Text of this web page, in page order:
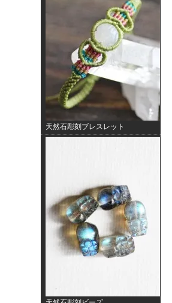
天然石彫刻ブレスレット